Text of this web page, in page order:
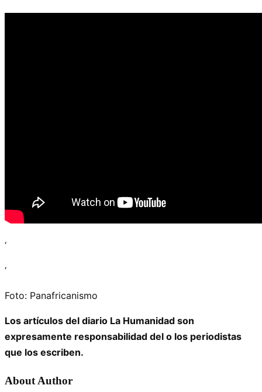
‘
‘
Foto: Panafricanismo
Los artículos del diario La Humanidad son
expresamente responsabilidad del o los periodistas
que los escriben.
About Author